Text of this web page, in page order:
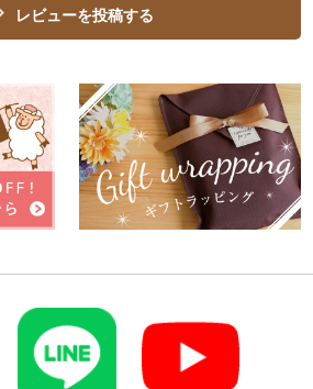
レビューを投稿する